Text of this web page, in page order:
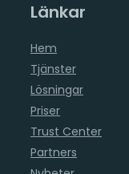
Länkar
Hem
Tjänster
Lösningar
Priser
Trust Center
Partners